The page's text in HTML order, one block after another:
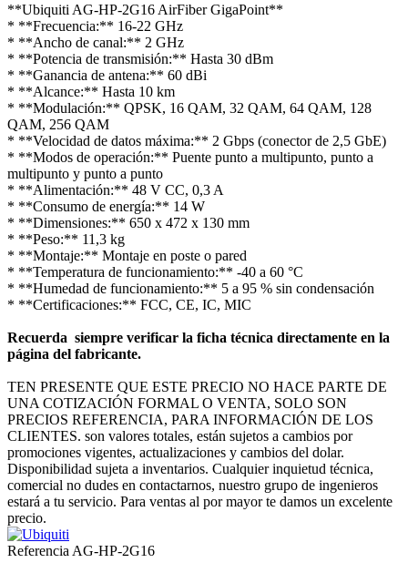
**Ubiquiti AG-HP-2G16 AirFiber GigaPoint**
* **Frecuencia:** 16-22 GHz
* **Ancho de canal:** 2 GHz
* **Potencia de transmisión:** Hasta 30 dBm
* **Ganancia de antena:** 60 dBi
* **Alcance:** Hasta 10 km
* **Modulación:** QPSK, 16 QAM, 32 QAM, 64 QAM, 128
QAM, 256 QAM
* **Velocidad de datos máxima:** 2 Gbps (conector de 2,5 GbE)
* **Modos de operación:** Puente punto a multipunto, punto a
multipunto y punto a punto
* **Alimentación:** 48 V CC, 0,3 A
* **Consumo de energía:** 14 W
* **Dimensiones:** 650 x 472 x 130 mm
* **Peso:** 11,3 kg
* **Montaje:** Montaje en poste o pared
* **Temperatura de funcionamiento:** -40 a 60 °C
* **Humedad de funcionamiento:** 5 a 95 % sin condensación
* **Certificaciones:** FCC, CE, IC, MIC
Recuerda siempre verificar la ficha técnica directamente en la
página del fabricante.
TEN PRESENTE QUE ESTE PRECIO NO HACE PARTE DE
UNA COTIZACIÓN FORMAL O VENTA, SOLO SON
PRECIOS REFERENCIA, PARA INFORMACIÓN DE LOS
CLIENTES. son valores totales, están sujetos a cambios por
promociones vigentes, actualizaciones y cambios del dolar.
Disponibilidad sujeta a inventarios. Cualquier inquietud técnica,
comercial no dudes en contactarnos, nuestro grupo de ingenieros
estará a tu servicio. Para ventas al por mayor te damos un excelente
precio.
Referencia AG-HP-2G16